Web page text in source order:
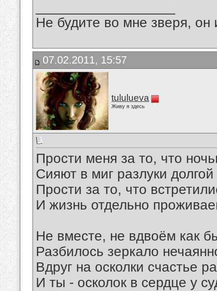
Не будите во мне зверя, он
07.02.2011, 15:57
tululueva
Живу я здесь
Прости меня за то, что
Сияют в миг разлуки
Прости за то, что
И жизнь отдельно
Не вместе, не вдвоём как
Разбилось зеркало
Вдруг на осколки счастье
И ты - осколок в сердце у